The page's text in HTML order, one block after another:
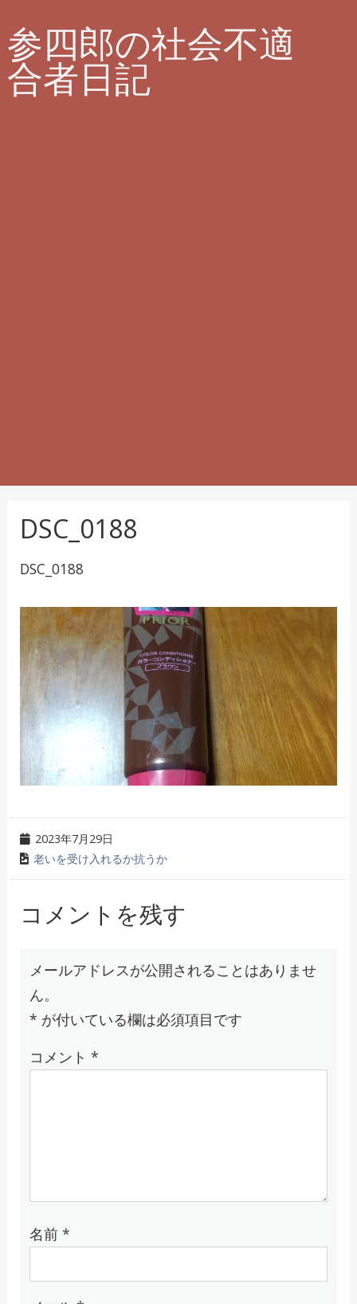
参四郎の社会不適
合者日記
DSC_0188
DSC_0188
2023年7月29日
老いを受け入れるか抗うか
コメントを残す
メールアドレスが公開されることはありませ
ん。
* が付いている欄は必須項目です
コメント *
名前 *